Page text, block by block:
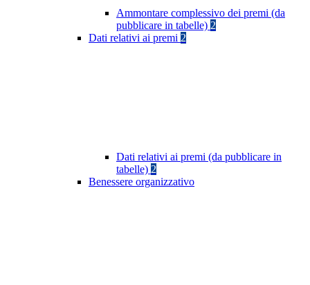
Ammontare complessivo dei premi (da
pubblicare in tabelle) 2
Dati relativi ai premi 2
Dati relativi ai premi (da pubblicare in
tabelle) 2
Benessere organizzativo